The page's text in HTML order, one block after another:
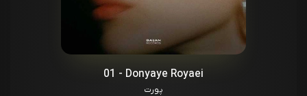
01 - Donyaye Royaei
پورت